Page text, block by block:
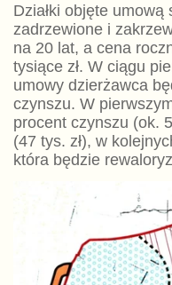
Działki objęte
zadrzewione i
na 20 lat, a cena
tysiące zł. W ciągu
umowy dzierżawca
czynszu. W
procent czynszu (ok.
(47 tys. zł), w
która będzie